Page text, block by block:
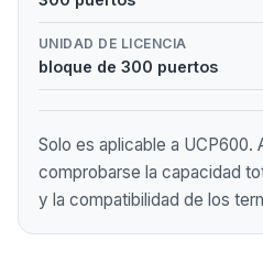
UNIDAD DE LICENCIA
bloque de 300 puertos
Solo es aplicable a UCP600.
comprobarse la capacidad
y la compatibilidad de los